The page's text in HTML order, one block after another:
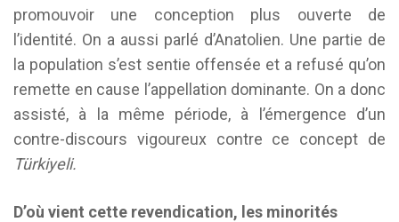
promouvoir une conception plus ouverte de
l’identité. On a aussi parlé d’Anatolien. Une partie de
la population s’est sentie offensée et a refusé qu’on
remette en cause l’appellation dominante. On a donc
assisté, à la même période, à l’émergence d’un
contre-discours vigoureux contre ce concept de
Türkiyeli.
D’où vient cette revendication, les minorités